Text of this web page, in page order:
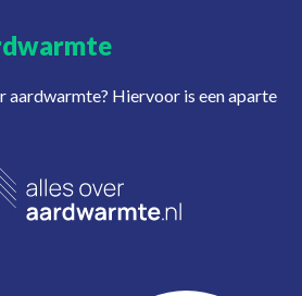
aardwarmte? Hiervoor is een aparte